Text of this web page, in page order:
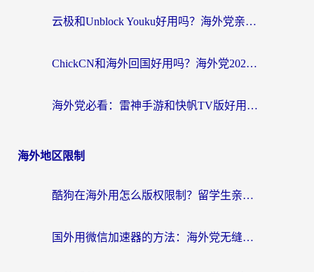
云极和Unblock Youku好用吗？海外党亲测+2026回国加速器避坑指南
ChickCN和海外回国好用吗？海外党2026亲测：从手游到影音，选对加速器的3个关键
海外党必看：雷神手游和快帆TV版好用吗？3步选对回国加速器不踩坑
海外地区限制
酷狗在海外用怎么版权限制？留学生亲测：3步解决听国内音乐难题
国外用微信加速器的方法：海外党无缝连接国内生活的实用指南